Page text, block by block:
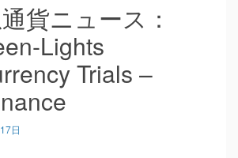
貨ニュース：
Lights
Trials –
日